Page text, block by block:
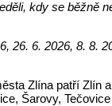
kdy se běžně
6. 2026, 8. 8.
Zlína patří Zlín
Šarovy,